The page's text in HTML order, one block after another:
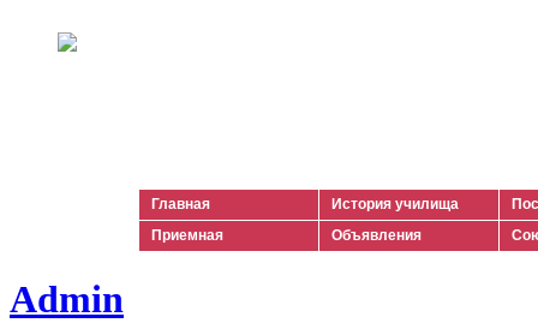
Главная История училища
Приемная
Объявления
Admin